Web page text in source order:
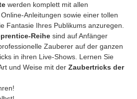
werden komplett mit allen
Anleitungen sowie einer tollen
Fantasie Ihres Publikums anzuregen.
Reihe sind auf Anfänger
Zauberer auf der ganzen
in ihren Live-Shows. Lernen Sie
und Weise mit der Zaubertricks der